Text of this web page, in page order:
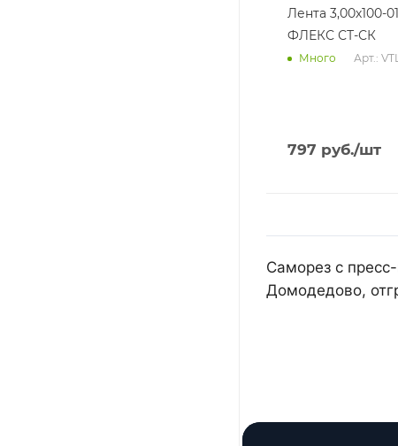
Лента 3,00х100-
ФЛЕКС СТ-СК
Много Арт.:
797 руб./шт
Саморез с
Домодедово,